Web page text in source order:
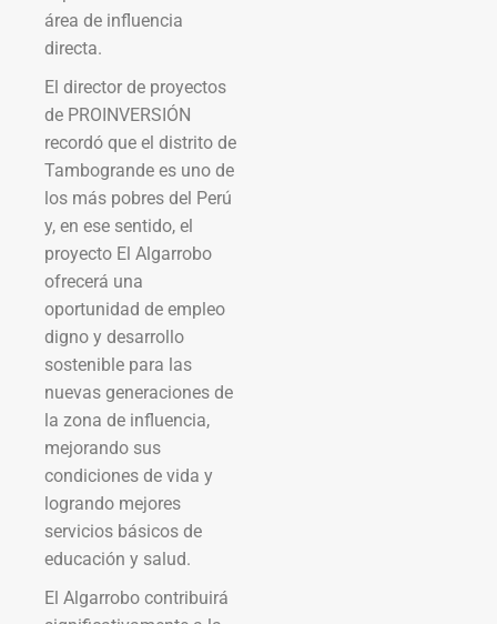
área de influencia
directa.
El director de proyectos
de PROINVERSIÓN
recordó que el distrito de
Tambogrande es uno de
los más pobres del Perú
y, en ese sentido, el
proyecto El Algarrobo
ofrecerá una
oportunidad de empleo
digno y desarrollo
sostenible para las
nuevas generaciones de
la zona de influencia,
mejorando sus
condiciones de vida y
logrando mejores
servicios básicos de
educación y salud.
El Algarrobo contribuirá